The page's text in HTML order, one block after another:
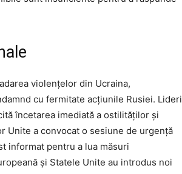
violențelor din Ucraina,
cu fermitate acțiunile Rusiei. Lideri
încetarea imediată a ostilităților și
Unite a convocat o sesiune de urgență
informat pentru a lua măsuri
și Statele Unite au introdus noi